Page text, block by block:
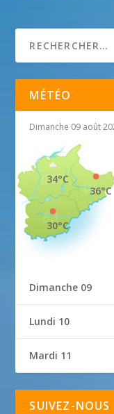
MÉTÉO
Dimanche 09 août
36°C
34°C
30°C
Dimanche 09
Lundi 10
Mardi 11
SUIVEZ-NOUS